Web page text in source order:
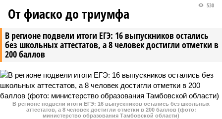
В регионе подвели итоги ЕГЭ: 16 выпускников остались
без школьных аттестатов, а 8 человек достигли отметки в
200 баллов
530
От фиаско до триумфа
В регионе подвели итоги ЕГЭ: 16 выпускников остались без школьных
аттестатов, а 8 человек достигли отметки в 200 баллов (фото:
министерство образования Тамбовской области)